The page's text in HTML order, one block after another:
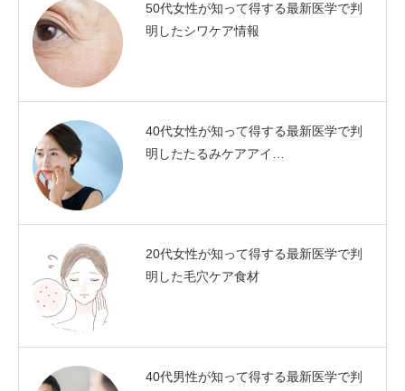
50代女性が知って得する最新医学で判
明したシワケア情報
40代女性が知って得する最新医学で判
明したたるみケアアイ…
20代女性が知って得する最新医学で判
明した毛穴ケア食材
40代男性が知って得する最新医学で判